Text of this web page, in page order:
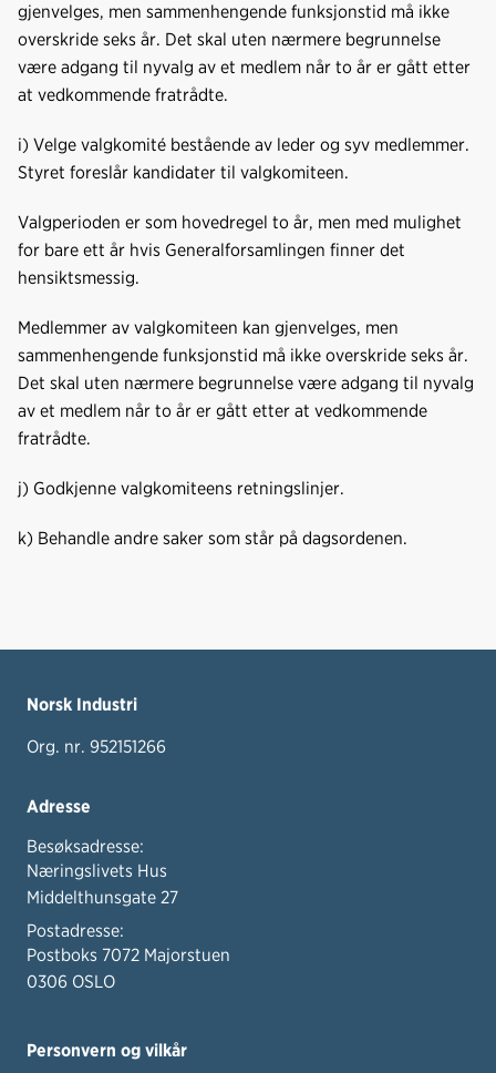
gjenvelges, men sammenhengende funksjonstid må ikke
overskride seks år. Det skal uten nærmere begrunnelse
være adgang til nyvalg av et medlem når to år er gått etter
at vedkommende fratrådte.
i) Velge valgkomité bestående av leder og syv medlemmer.
Styret foreslår kandidater til valgkomiteen.
Valgperioden er som hovedregel to år, men med mulighet
for bare ett år hvis Generalforsamlingen finner det
hensiktsmessig.
Medlemmer av valgkomiteen kan gjenvelges, men
sammenhengende funksjonstid må ikke overskride seks år.
Det skal uten nærmere begrunnelse være adgang til nyvalg
av et medlem når to år er gått etter at vedkommende
fratrådte.
j) Godkjenne valgkomiteens retningslinjer.
k) Behandle andre saker som står på dagsordenen.
Norsk Industri
Org. nr. 952151266
Adresse
Besøksadresse:
Næringslivets Hus
Middelthunsgate 27
Postadresse:
Postboks 7072 Majorstuen
0306 OSLO
Personvern og vilkår